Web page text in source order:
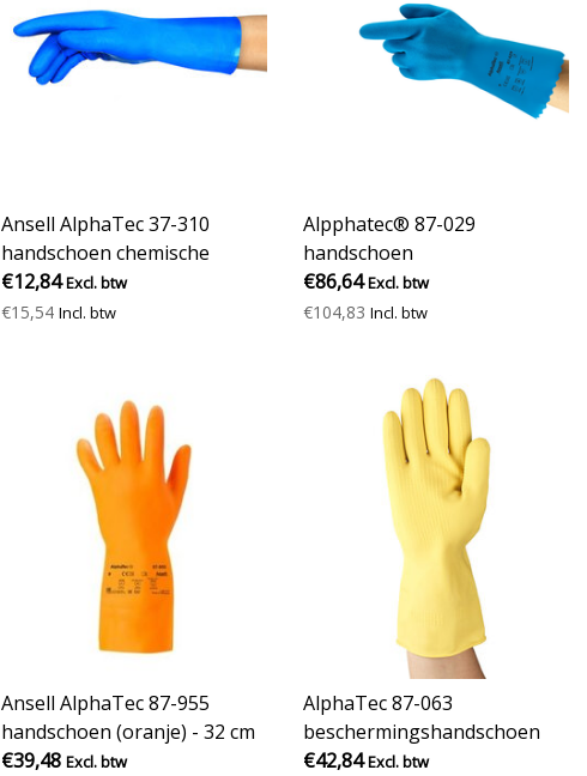
Ansell AlphaTec 37-310
handschoen chemische
bescherming - 31 cm
€12,84 Excl. btw
€15,54 Incl. btw
Alpphatec® 87-029
handschoen
€86,64 Excl. btw
€104,83 Incl. btw
Ansell AlphaTec 87-955
handschoen (oranje) - 32 cm
€39,48 Excl. btw
AlphaTec 87-063
beschermingshandschoen
€42,84 Excl. btw